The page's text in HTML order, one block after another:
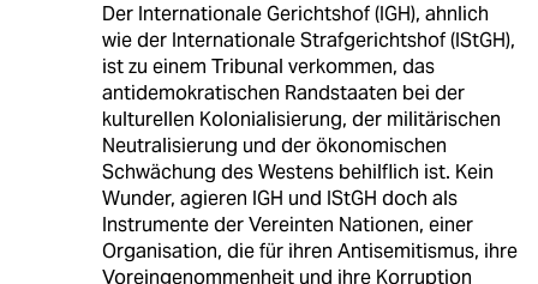
Der Internationale Gerichtshof (IGH), ahnlich
wie der Internationale Strafgerichtshof (IStGH),
ist zu einem Tribunal verkommen, das
antidemokratischen Randstaaten bei der
kulturellen Kolonialisierung, der militärischen
Neutralisierung und der ökonomischen
Schwächung des Westens behilflich ist. Kein
Wunder, agieren IGH und IStGH doch als
Instrumente der Vereinten Nationen, einer
Organisation, die für ihren Antisemitismus, ihre
Voreingenommenheit und ihre Korruption